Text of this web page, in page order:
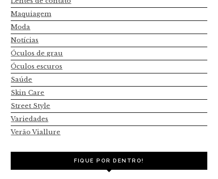
Maquiagem
Moda
Notícias
Óculos de grau
Óculos escuros
Saúde
Skin Care
Street Style
Variedades
Verão Viallure
FIQUE POR DENTRO!